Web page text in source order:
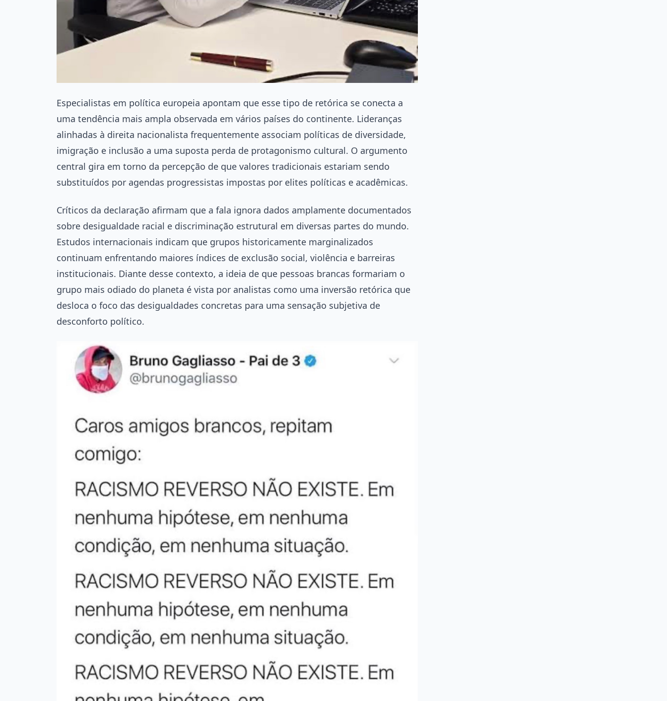
Especialistas em política europeia apontam que esse tipo de retórica se conecta a
uma tendência mais ampla observada em vários países do continente. Lideranças
alinhadas à direita nacionalista frequentemente associam políticas de diversidade,
imigração e inclusão a uma suposta perda de protagonismo cultural. O argumento
central gira em torno da percepção de que valores tradicionais estariam sendo
substituídos por agendas progressistas impostas por elites políticas e acadêmicas.
Críticos da declaração afirmam que a fala ignora dados amplamente documentados
sobre desigualdade racial e discriminação estrutural em diversas partes do mundo.
Estudos internacionais indicam que grupos historicamente marginalizados
continuam enfrentando maiores índices de exclusão social, violência e barreiras
institucionais. Diante desse contexto, a ideia de que pessoas brancas formariam o
grupo mais odiado do planeta é vista por analistas como uma inversão retórica que
desloca o foco das desigualdades concretas para uma sensação subjetiva de
desconforto político.